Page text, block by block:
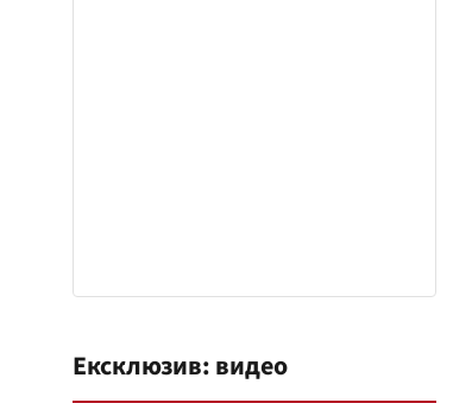
Ексклюзив: видео